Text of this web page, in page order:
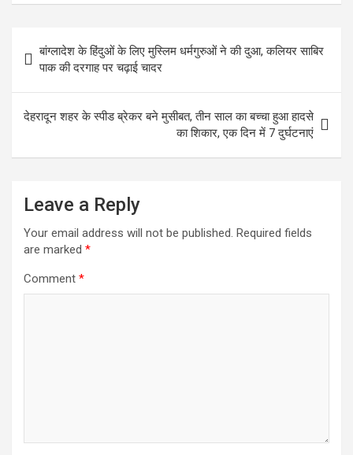
navigation
बांग्लादेश के हिंदुओं के लिए मुस्लिम धर्मगुरुओं ने की दुआ, कलियर साबिर
पाक की दरगाह पर चढ़ाई चादर
देहरादून शहर के स्पीड ब्रेकर बने मुसीबत, तीन साल का बच्चा हुआ हादसे
का शिकार, एक दिन में 7 दुर्घटनाएं
Leave a Reply
Your email address will not be published. Required fields
are marked *
Comment *